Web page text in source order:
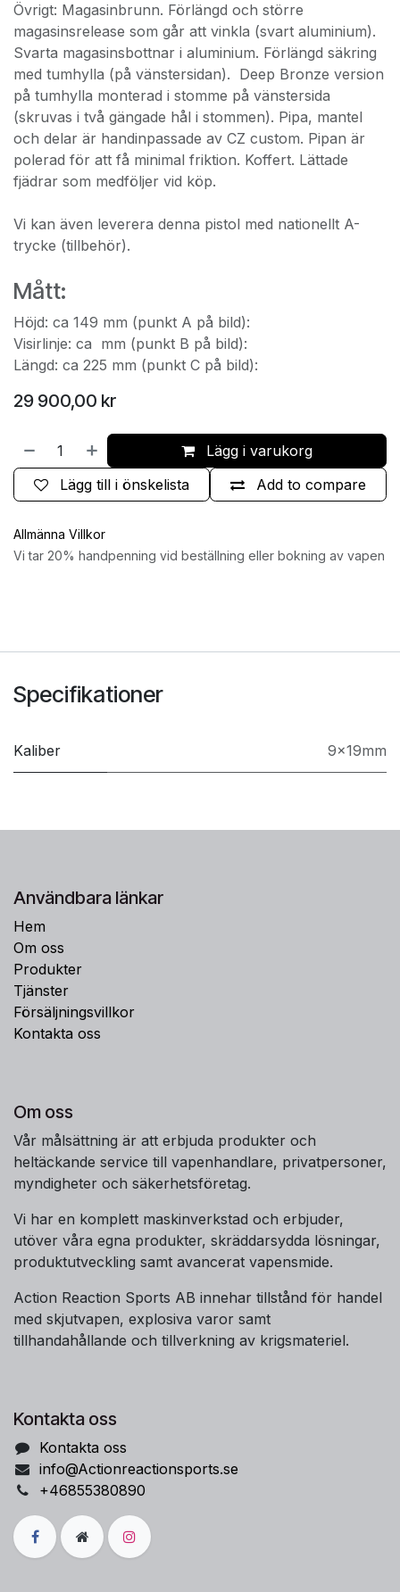
Övrigt: Magasinbrunn. Förlängd och större
magasinsrelease som går att vinkla (svart aluminium).
Svarta magasinsbottnar i aluminium. Förlängd säkring
med tumhylla (på vänstersidan). Deep Bronze version
på tumhylla monterad i stomme på vänstersida
(skruvas i två gängade hål i stommen). Pipa, mantel
och delar är handinpassade av CZ custom. Pipan är
polerad för att få minimal friktion. Koffert. Lättade
fjädrar som medföljer vid köp.
Vi kan även leverera denna pistol med nationellt A-
trycke (tillbehör).
Mått:
Höjd: ca 149 mm (punkt A på bild):
Visirlinje: ca mm (punkt B på bild):
Längd: ca 225 mm (punkt C på bild):
29 900,00 kr
Lägg i varukorg
Add to compare
Lägg till i önskelista
Allmänna Villkor
Vi tar 20% handpenning vid beställning eller bokning av vapen
Specifikationer
Kaliber 9x19mm
Användbara länkar
Hem
Om oss
Produkter
Tjänster
Försäljningsvillkor
Kontakta oss
Om oss
Vår målsättning är att erbjuda produkter och
heltäckande service till vapenhandlare, privatpersoner,
myndigheter och säkerhetsföretag.
Vi har en komplett maskinverkstad och erbjuder,
utöver våra egna produkter, skräddarsydda lösningar,
produktutveckling samt avancerat vapensmide.
Action Reaction Sports AB innehar tillstånd för handel
med skjutvapen, explosiva varor samt
tillhandahållande och tillverkning av krigsmateriel.
Kontakta oss
Kontakta oss
info@Actionreactionsports.se
+46855380890